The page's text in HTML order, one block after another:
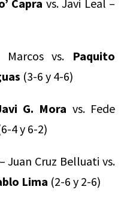
Capra vs. Javi Leal –
vs. Paquito
(3-6 y 4-6)
G. Mora vs. Fede
4 y 6-2)
Juan Cruz Belluati vs.
Lima (2-6 y 2-6)